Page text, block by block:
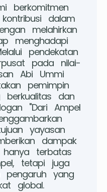
berkomitmen
dalam
melahirkan
menghadapi
pendekatan
pada nilai-
Abi Ummi
pemimpin
dan
"Dari Ampel
yayasan
dampak
terbatas
tetapi juga
pengaruh yang
global.